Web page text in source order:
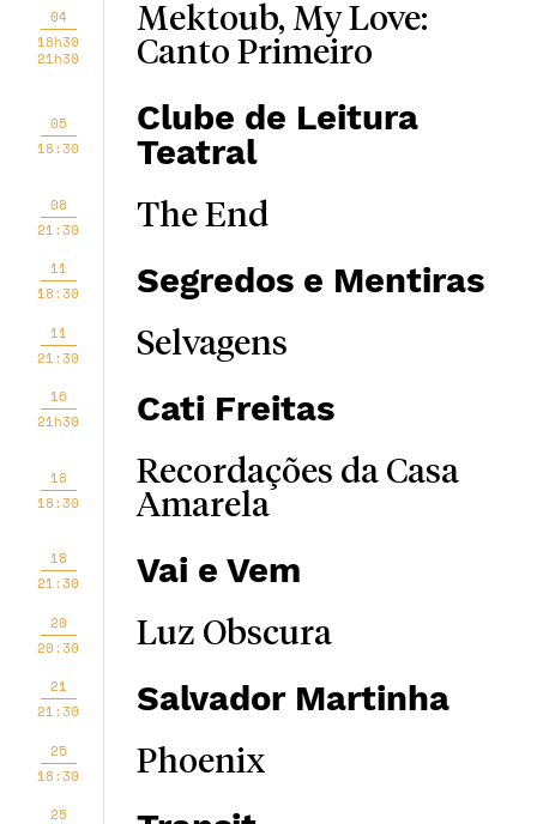
04
18h30
21h30
Mektoub, My Love:
Canto Primeiro
05
18:30
Clube de Leitura
Teatral
08
21:30
The End
11
18:30
Segredos e Mentiras
11
21:30
Selvagens
16
21h30
Cati Freitas
18
18:30
Recordações da Casa
Amarela
18
21:30
Vai e Vem
20
20:30
Luz Obscura
21
21:30
Salvador Martinha
25
18:30
Phoenix
25